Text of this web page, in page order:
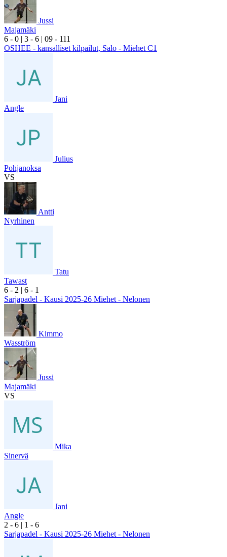
Jussi
Majamäki
6 - 0 | 3 - 6 | 09 - 111
OSHEE - kansalliset kilpailut, Salo - Miehet C1
Jani
Angle
Julius
Pohjanoksa
VS
Antti
Nyrhinen
Tatu
Tawast
6 - 2 | 6 - 1
Sarjapadel - Kausi 2025-26 Miehet - Nelonen
Kimmo
Wasström
Jussi
Majamäki
VS
Mika
Sinervä
Jani
Angle
2 - 6 | 1 - 6
Sarjapadel - Kausi 2025-26 Miehet - Nelonen